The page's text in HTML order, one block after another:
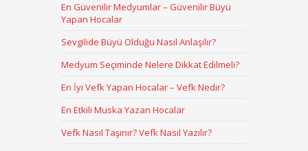
En Güvenilir Medyumlar – Güvenilir Büyü
Yapan Hocalar
Sevgilide Büyü Olduğu Nasıl Anlaşılır?
Medyum Seçiminde Nelere Dikkat Edilmeli?
En İyi Vefk Yapan Hocalar – Vefk Nedir?
En Etkili Muska Yazan Hocalar
Vefk Nasıl Taşınır? Vefk Nasıl Yazılır?